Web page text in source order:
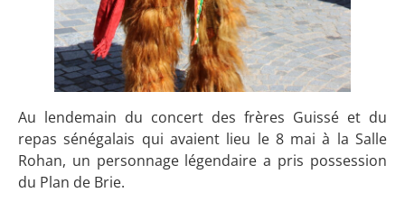
Au lendemain du concert des frères Guissé et du
repas sénégalais qui avaient lieu le 8 mai à la Salle
Rohan, un personnage légendaire a pris possession
du Plan de Brie.